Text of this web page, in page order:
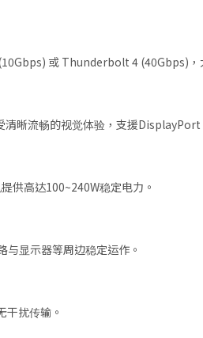
或 Thunderbolt 4 (40Gbps)，
晰流畅的视觉体验，支援DisplayPort
供高达100~240W稳定电力。
显示器等周边稳定运作。
干扰传输。